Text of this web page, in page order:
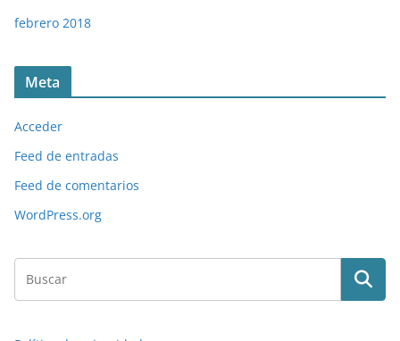
febrero 2018
Meta
Acceder
Feed de entradas
Feed de comentarios
WordPress.org